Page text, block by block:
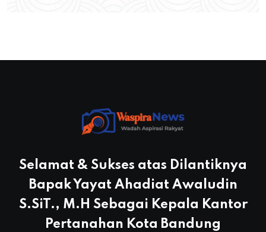
Selamat & Sukses atas Dilantiknya
Bapak Yayat Ahadiat Awaludin
S.SiT., M.H Sebagai Kepala Kantor
Pertanahan Kota Bandung